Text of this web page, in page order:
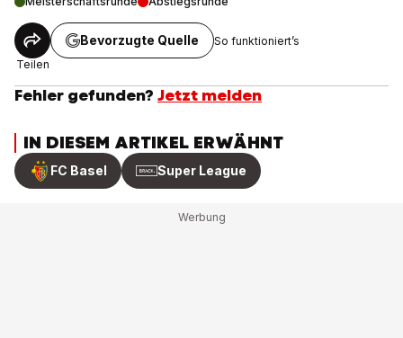
Teilen
Bevorzugte Quelle So funktioniert’s
Fehler gefunden? Jetzt melden
IN DIESEM ARTIKEL ERWÄHNT
FC Basel Super League